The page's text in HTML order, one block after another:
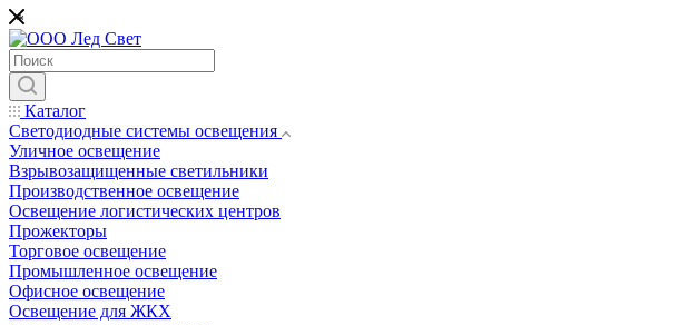
Каталог
Светодиодные системы освещения
Уличное освещение
Взрывозащищенные светильники
Производственное освещение
Освещение логистических центров
Прожекторы
Торговое освещение
Промышленное освещение
Офисное освещение
Освещение для ЖКХ
*